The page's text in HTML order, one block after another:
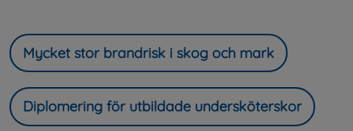
Mycket stor brandrisk i skog och mark
Diplomering för utbildade undersköterskor